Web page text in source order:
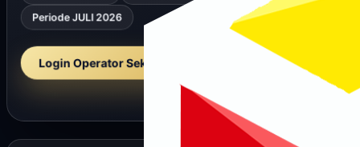
NPSN 40201711 Jenjang SD Status Negeri
Login Operator Sekolah →